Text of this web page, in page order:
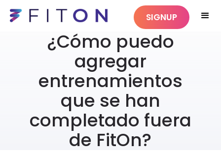
SIGNUP
¿Cómo puedo
agregar
entrenamientos
que se han
completado fuera
de FitOn?